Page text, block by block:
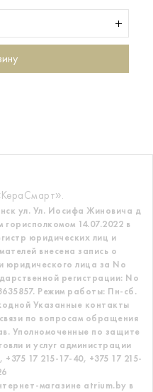
ул. Ул. Иосифа Жиновича д
горисполкомом 14.07.2022 в
юридических лиц и
внесена запись о
юридического лица за No
регистрации: No
Режим работы: Пн-сб.
Указанные контакты
по вопросам обращения
Уполномоченные по защите
и услуг администрации
+375 17 215-17-40, +375 17 215-
магазине atrium.by в